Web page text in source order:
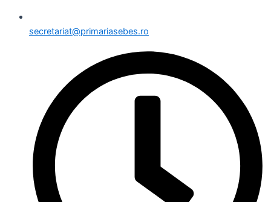
secretariat@primariasebes.ro